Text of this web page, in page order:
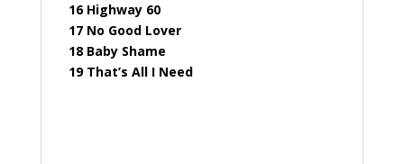
16 Highway 60
17 No Good Lover
18 Baby Shame
19 That’s All I Need